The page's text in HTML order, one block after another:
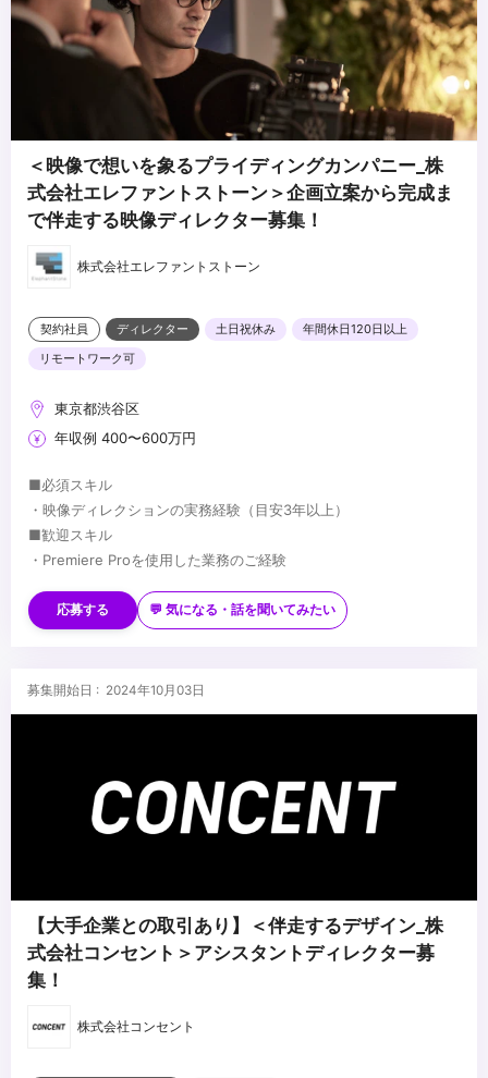
＜映像で想いを象るプライディングカンパニー_株
式会社エレファントストーン＞企画立案から完成ま
で伴走する映像ディレクター募集！
株式会社エレファントストーン
契約社員 ディレクター 土日祝休み
年間休日120日以上
リモートワーク可
東京都渋谷区
年収例 400〜600万円
■必須スキル
・映像ディレクションの実務経験（目安3年以上）
■歓迎スキル
・Premiere Proを使用した業務のご経験
・不動産業界で働かれてきたご経験（プロジェクトの割合が多いた
め知見が活かせます）
...
応募する 💬 気になる・話を聞いてみたい
募集開始日 : 2024年10月03日
【大手企業との取引あり】＜伴走するデザイン_株
式会社コンセント＞アシスタントディレクター募
集！
株式会社コンセント